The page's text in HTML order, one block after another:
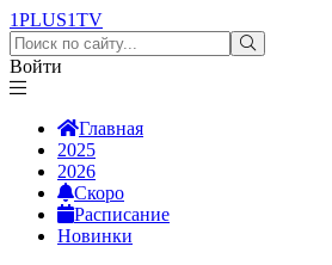
1PLUS1TV
Войти
Главная
2025
2026
Скоро
Расписание
Новинки